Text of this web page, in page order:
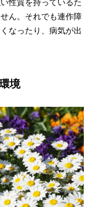
性質を持っているた
ん。それでも連作障
なったり、病気が出
境